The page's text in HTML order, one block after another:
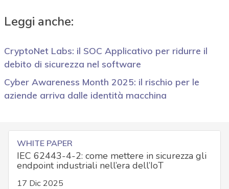
Leggi anche:
CryptoNet Labs: il SOC Applicativo per ridurre il
debito di sicurezza nel software
Cyber Awareness Month 2025: il rischio per le
aziende arriva dalle identità macchina
WHITE PAPER
IEC 62443-4-2: come mettere in sicurezza gli
endpoint industriali nell’era dell’IoT
17 Dic 2025